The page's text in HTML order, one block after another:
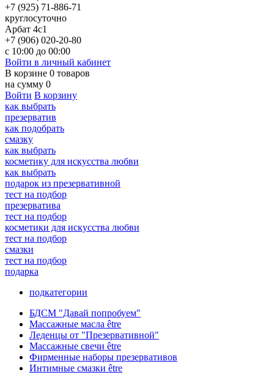
+7 (925) 71-886-71
круглосуточно
Арбат 4с1
+7 (906) 020-20-80
с 10:00 до 00:00
Войти в личный кабинет
В корзине 0 товаров
на сумму 0
Войти В корзину
как выбрать
презерватив
как подобрать
смазку
как выбрать
косметику для искусства любви
как выбрать
подарок из презервативной
тест на подбор
презерватива
тест на подбор
косметики для искусства любви
тест на подбор
смазки
тест на подбор
подарка
подкатегории
БДСМ "Давай попробуем"
Массажные масла être
Леденцы от "Презервативной"
Массажные свечи être
Фирменные наборы презервативов
Интимные смазки être